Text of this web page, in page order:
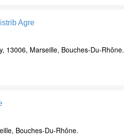
Agre
13006, Marseille, Bouches-Du-Rhône.
Bouches-Du-Rhône.